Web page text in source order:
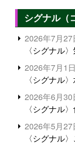
シグナル（
2026年7月27
〈シグナル
2026年7月1日
〈シグナル
2026年6月30
〈シグナル
2026年5月27
〈シグナル